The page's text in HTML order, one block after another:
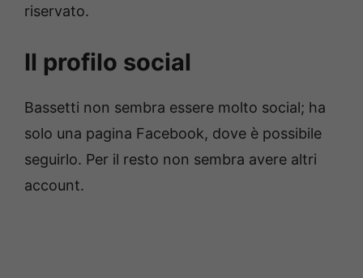
riservato.
Il profilo social
Bassetti non sembra essere molto social; ha
solo una pagina Facebook, dove è possibile
seguirlo. Per il resto non sembra avere altri
account.